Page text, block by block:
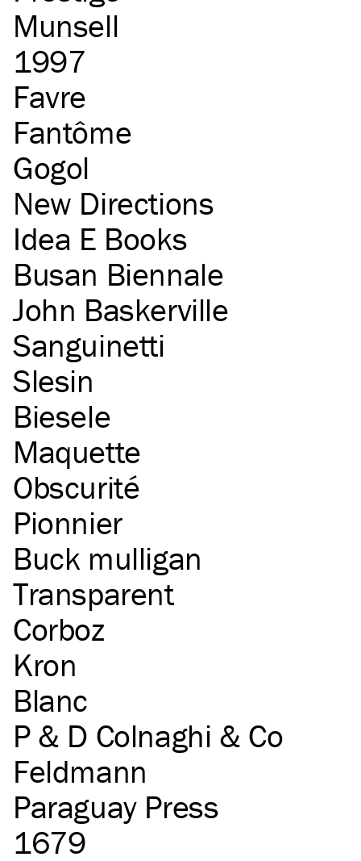
Munsell
1997
Favre
Fantôme
Gogol
New Directions
Idea E Books
Busan Biennale
John Baskerville
Sanguinetti
Slesin
Biesele
Maquette
Obscurité
Pionnier
Buck mulligan
Transparent
Corboz
Kron
Blanc
P & D Colnaghi & Co
Feldmann
Paraguay Press
1679